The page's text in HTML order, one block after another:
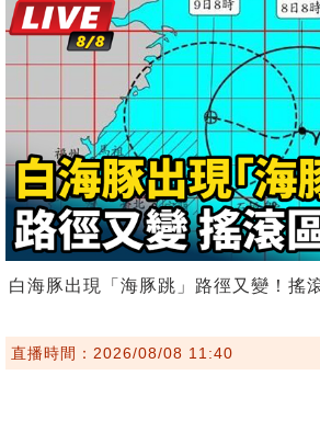
白海豚出現「海豚跳」路徑又變！搖
直播時間：2026/08/08 11:40